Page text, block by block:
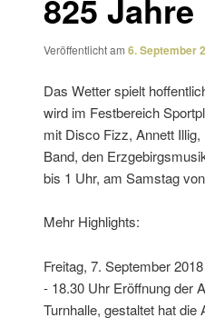
825
Veröffentlicht am 6. September
Das Wetter spielt
wird im Festbereich
mit Disco Fizz, Annett
Band, den
bis 1 Uhr, am Samstag
Mehr Highlights:
Freitag, 7. September 2018
- 18.30 Uhr Eröffnung der
Turnhalle, gestaltet hat